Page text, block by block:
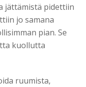
jättämistä pidettiin
jo samana
pian. Se
kuollutta
ruumista,